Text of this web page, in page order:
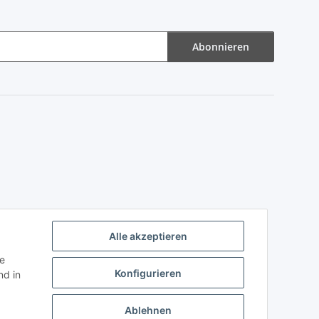
Alle akzeptieren
Konfigurieren
Ablehnen
in
Abonnieren